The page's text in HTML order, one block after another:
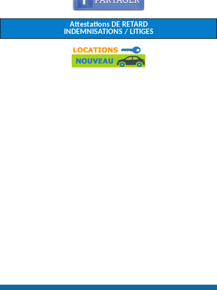
Attestations DE RETARD
INDEMNISATIONS / LITIGES